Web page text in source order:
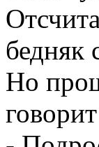
бедняк
Но